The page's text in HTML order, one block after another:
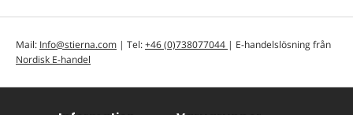
Mail: Info@stierna.com | Tel:+46 (0)738077044 | E-handelslösning från
Nordisk E-handel